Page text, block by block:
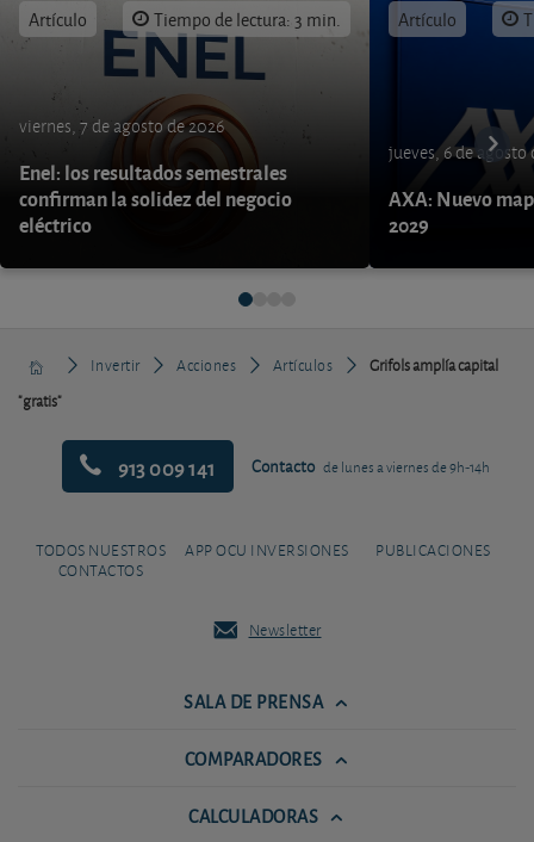
Artículo Tiempo de lectura: 3 min.
viernes, 7 de agosto de 2026
Enel: los resultados semestrales
confirman la solidez del negocio
eléctrico
Artículo
jueves, 6 de agosto
AXA: Nuevo
2029
Invertir Acciones Artículos
Grifols amplía capital
"gratis"
913 009 141 Contacto de lunes a viernes de 9h-14h
TODOS NUESTROS
CONTACTOS
APP OCU INVERSIONES PUBLICACIONES
Newsletter
SALA DE PRENSA
COMPARADORES
CALCULADORAS